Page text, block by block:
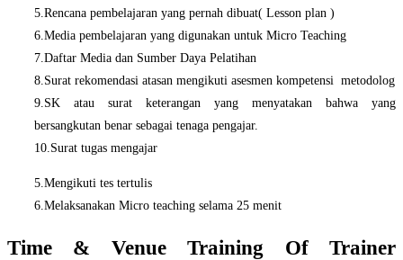
5.Rencana pembelajaran yang pernah dibuat( Lesson plan )
6.Media pembelajaran yang digunakan untuk Micro Teaching
7.Daftar Media dan Sumber Daya Pelatihan
8.Surat rekomendasi atasan mengikuti asesmen kompetensi metodolog
9.SK atau surat keterangan yang menyatakan bahwa yang
bersangkutan benar sebagai tenaga pengajar.
10.Surat tugas mengajar
5.Mengikuti tes tertulis
6.Melaksanakan Micro teaching selama 25 menit
Time & VenueTraining Of Trainer